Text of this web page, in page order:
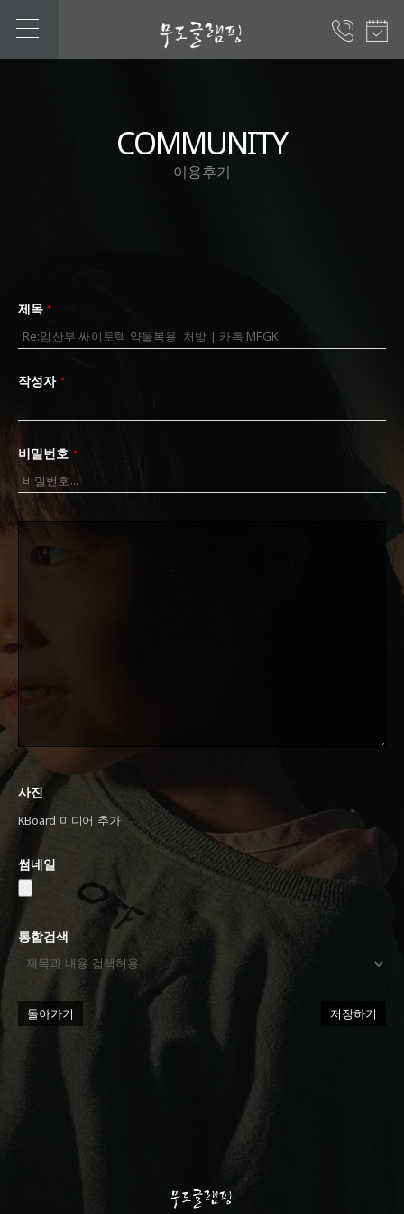
COMMUNITY
이용후기
제목 *
작성자 *
비밀번호 *
사진
KBoard 미디어 추가
썸네일
통합검색
돌아가기 저장하기